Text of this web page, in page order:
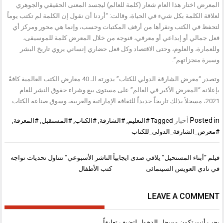
المعرض اختار هذا العام شعار (كلمة للعالم) ليجسد المعنى الحقيقي والجوهري
لعلاقة الكلمة بكل شيء في الحياة، وقالت: “أردنا أن نقول إن الكلمة لم تكتب يوماً
لتحفظ في الكتب ونقرأها من أرفف المكتبات وحسب، وإنما هي محور ومركز أي
فعل جمالي أو إبداعي أو معرفي، فنوجه من خلال المعرض كلمة للموسيقى،
وللعمارة، والعلوم، وحتى الاقتصاد وكل فعل حضاري إنساني يروي تاريخ البشر
وسيرة منجزاتهم”.
وتصدر “معرض الشارقة الدولي للكتاب” بدورته الـ 40 معارض الكتب العالمية كافةً
بإعلانه “المعرض الأكبر في العالم” على مستوى بيع وشراء حقوق النشر للعام
2021، مسجلاً بذلك تاريخاً جديداً للثقافة الإماراتية والعربية، وسوق صناعة الكتاب.
Posted in أخبار Tagged #التعليم ,#الشارقة ,#الكتاب ,#المستقبل ,#المعرفة
#معرض_الشارقة_الدولى_للكتاب
تصفّح
المقالات
الناشر الأسبوعي” تتناول تحديات تواجه
كتب الأطفال
فيلم “أبناء المستحيل” يلاقي صدى ايجابياً
في نادي العويس السينمائى
LEAVE A COMMENT